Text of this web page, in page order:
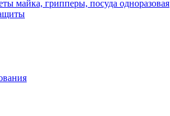
майка, грипперы, посуда одноразовая